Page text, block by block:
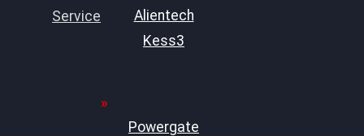
Service
Alientech
Kess3
Powergate